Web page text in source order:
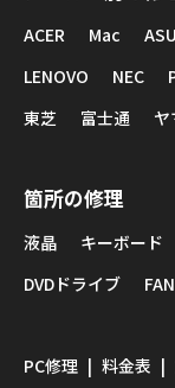
ACER Mac
LENOVO
NEC
東芝
富士通
箇所の修理
液晶 キーボード
DVDドライブ
FAN
PC修理 料金表